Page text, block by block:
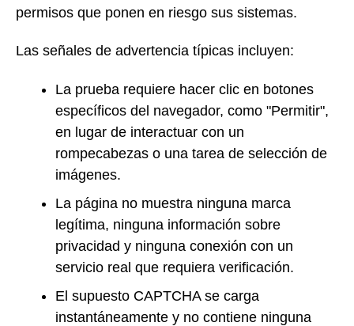
permisos que ponen en riesgo sus sistemas.
Las señales de advertencia típicas incluyen:
La prueba requiere hacer clic en botones
específicos del navegador, como "Permitir",
en lugar de interactuar con un
rompecabezas o una tarea de selección de
imágenes.
La página no muestra ninguna marca
legítima, ninguna información sobre
privacidad y ninguna conexión con un
servicio real que requiera verificación.
El supuesto CAPTCHA se carga
instantáneamente y no contiene ninguna